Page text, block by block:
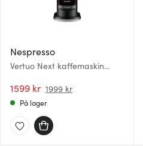
Nespresso
Vertuo Next kaffemaskin
1599 kr 1999 kr
På lager